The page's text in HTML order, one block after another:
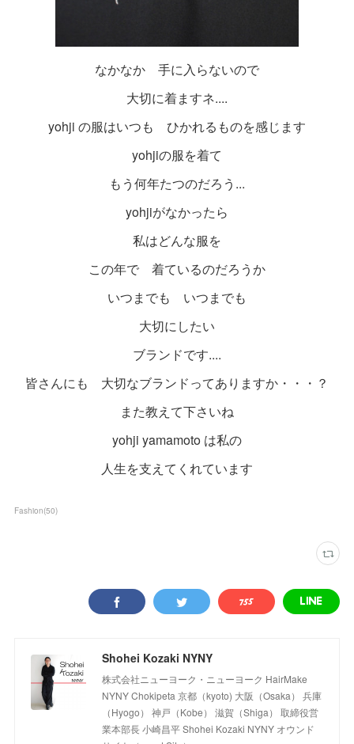
なかなか 手に入らないので
大切に着ますネ....
yohji の服はいつも ひかれるものを感じます
yohjiの服を着て
もう何年たつのだろう...
yohjiがなかったら
私はどんな服を
この年で 着ているのだろうか
いつまでも いつまでも
大切にしたい
ブランドです....
皆さんにも 大切なブランドってありますか・・・？
また教えて下さいね
yohji yamamoto は私の
人生を支えてくれています
Fashion(50)
Shohei Kozaki NYNY
株式会社ニューヨーク・ニューヨーク HairMake
NYNY Chokipeta 京都（kyoto) 大阪（Osaka） 兵庫
（Hyogo） 神戸（Kobe） 滋賀（Shiga） 取締役営
業本部長 小崎昌平 Shohei Kozaki NYNY オウンド